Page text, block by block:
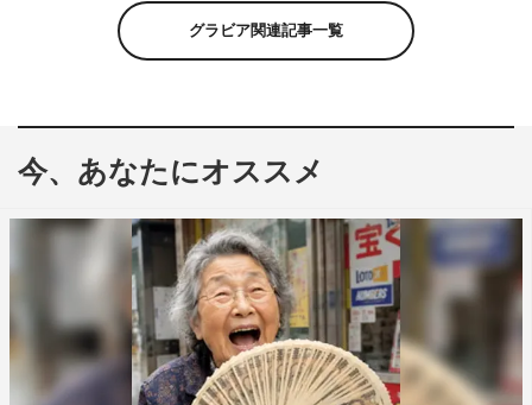
グラビア関連記事一覧
今、あなたにオススメ